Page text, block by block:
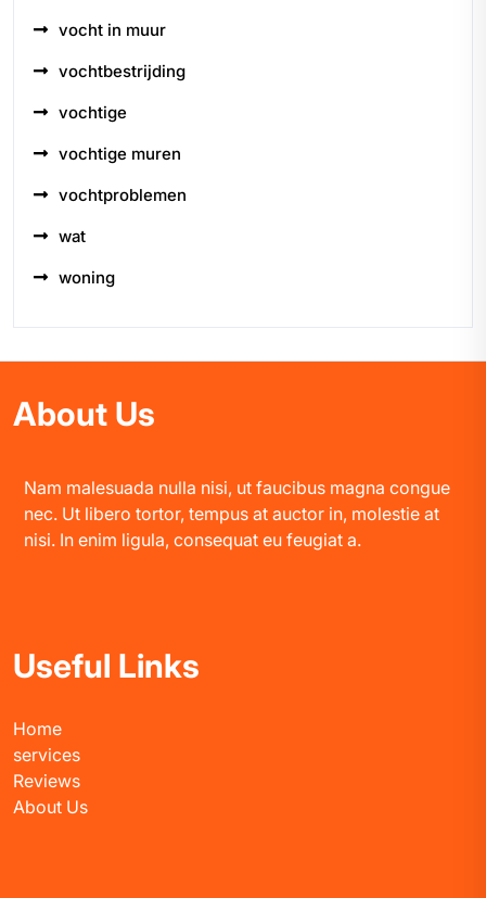
vocht in muur
vochtbestrijding
vochtige
vochtige muren
vochtproblemen
wat
woning
About Us
Nam malesuada nulla nisi, ut faucibus magna congue
nec. Ut libero tortor, tempus at auctor in, molestie at
nisi. In enim ligula, consequat eu feugiat a.
Useful Links
Home
services
Reviews
About Us